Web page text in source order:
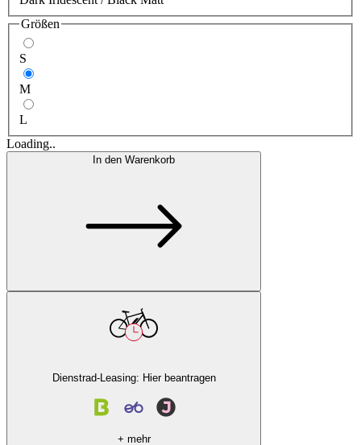
Größen
S
M
L
Loading..
In den Warenkorb
Dienstrad-Leasing: Hier beantragen
+ mehr